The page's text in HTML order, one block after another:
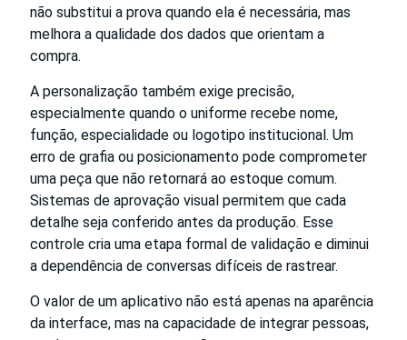
não substitui a prova quando ela é necessária, mas
melhora a qualidade dos dados que orientam a
compra.
A personalização também exige precisão,
especialmente quando o uniforme recebe nome,
função, especialidade ou logotipo institucional. Um
erro de grafia ou posicionamento pode comprometer
uma peça que não retornará ao estoque comum.
Sistemas de aprovação visual permitem que cada
detalhe seja conferido antes da produção. Esse
controle cria uma etapa formal de validação e diminui
a dependência de conversas difíceis de rastrear.
O valor de um aplicativo não está apenas na aparência
da interface, mas na capacidade de integrar pessoas,